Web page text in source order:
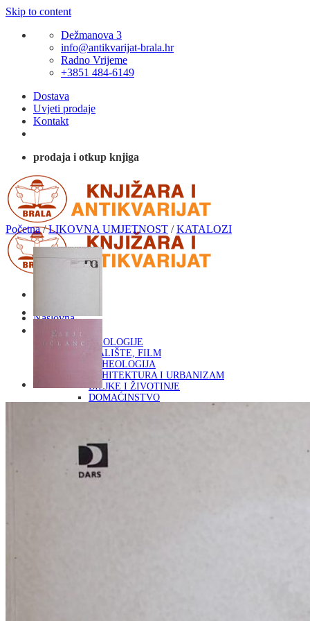
Skip to content
Dežmanova 3
info@antikvarijat-brala.hr
Radno Vrijeme
+3851 484-6149
Dostava
Uvjeti prodaje
Kontakt
prodaja i otkup knjiga
Naslovna
KNJIGE
OD ARHEOLOGIJE
DO KAZALIŠTE, FILM
ARHEOLOGIJA
ARHITEKTURA I URBANIZAM
BILJKE I ŽIVOTINJE
DOMAĆINSTVO
ENCIKLOPEDIJE I LEKSIKONI
FOTOGRAFIJA
GLAZBENA UMJETNOST
KAZALIŠTE, FILM
OD KNJIŽEVNOST
Početna / LIKOVNA UMJETNOST / KATALOZI